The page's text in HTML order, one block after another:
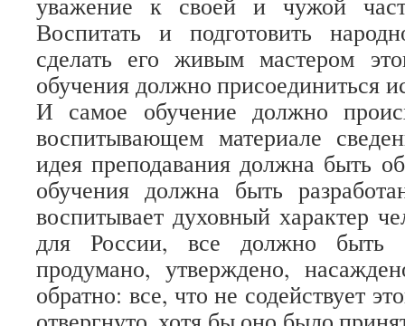
Воспитать и подготовить
сделать его живым мастером
обучения должно присоединиться
И самое обучение должно
воспитывающем материале
идея преподавания должна быть
обучения должна быть
воспитывает духовный характер
для России, все должно быть
продумано, утверждено,
обратно: все, что не содействует